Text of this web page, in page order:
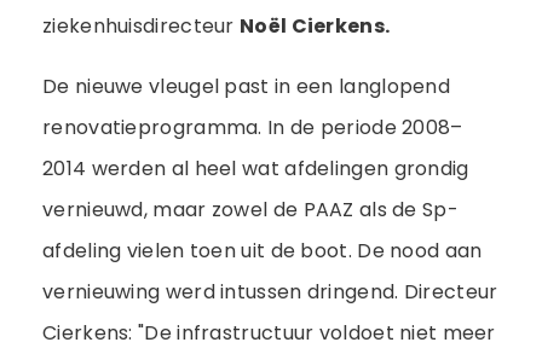
ziekenhuisdirecteur Noël Cierkens.
De nieuwe vleugel past in een langlopend
renovatieprogramma. In de periode 2008–
2014 werden al heel wat afdelingen grondig
vernieuwd, maar zowel de PAAZ als de Sp-
afdeling vielen toen uit de boot. De nood aan
vernieuwing werd intussen dringend. Directeur
Cierkens: "De infrastructuur voldoet niet meer